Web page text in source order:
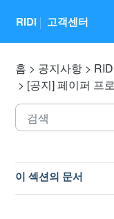
RIDI 고객센터
홈 공지사항
[공지] 페이퍼 프
이 섹션의 문서